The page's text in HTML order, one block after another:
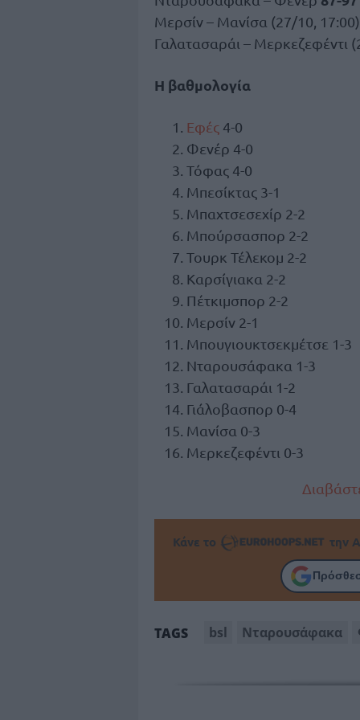
Μερσίν – Μανίσα (27/10, 17:00)
Γαλατασαράι – Μερκεζεφέντι
Η βαθμολογία
Εφές 4-0
Φενέρ 4-0
Τόφας 4-0
Μπεσίκτας 3-1
Μπαχτσεσεχίρ 2-2
Μπούρσασπορ 2-2
Τουρκ Τέλεκομ 2-2
Καρσίγιακα 2-2
Πέτκιμσπορ 2-2
Μερσίν 2-1
Μπουγιουκτσεκμέτσε 1-3
Νταρουσάφακα 1-3
Γαλατασαράι 1-2
Γιάλοβασπορ 0-4
Μανίσα 0-3
Μερκεζεφέντι 0-3
Κάνε το την
TAGS bsl Νταρουσάφακα